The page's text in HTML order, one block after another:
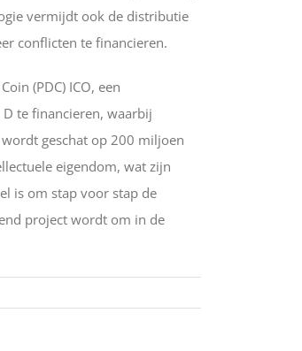
vermijdt ook de distributie
conflicten te financieren.
(PDC) ICO, een
te financieren, waarbij
geschat op 200 miljoen
eigendom, wat zijn
is om stap voor stap de
project wordt om in de